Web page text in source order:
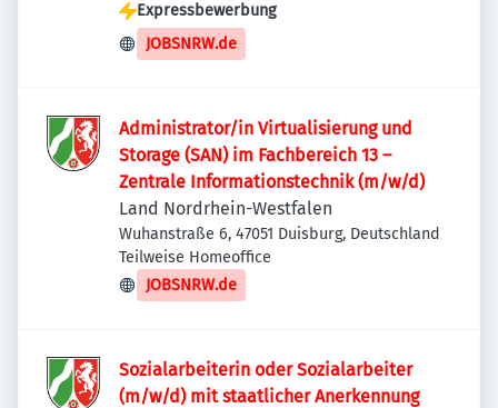
Deutschland
Expressbewerbung
JOBSNRW.de
Administrator/in Virtualisierung und
Storage (SAN) im Fachbereich 13 –
Zentrale Informationstechnik (m/w/d)
Land Nordrhein-Westfalen
Wuhanstraße 6, 47051 Duisburg, Deutschland
Teilweise Homeoffice
JOBSNRW.de
Sozialarbeiterin oder Sozialarbeiter
(m/w/d) mit staatlicher Anerkennung